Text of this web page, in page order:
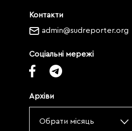
Контакти
admin@sudreporter.org
Соціальні мережі
Архіви
Обрати місяць